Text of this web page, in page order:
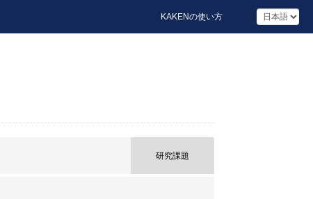
KAKENの使い方
研究課題